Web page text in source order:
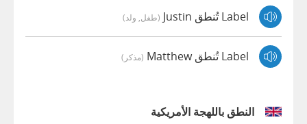
Label تُنطق Justin (طفل, ولد)
Label تُنطق Matthew (مذكر)
النطق باللهجة الأمريكية